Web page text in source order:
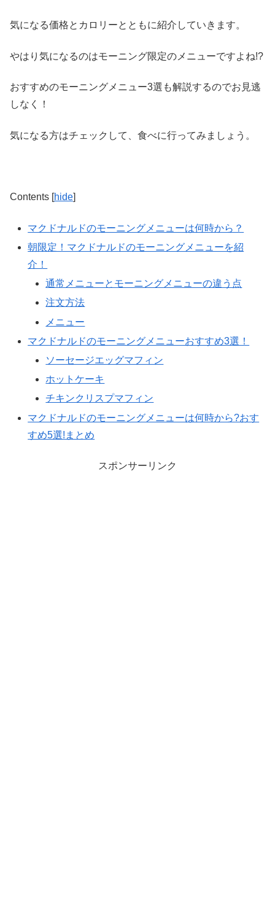
気になる価格とカロリーとともに紹介していきます。
やはり気になるのはモーニング限定のメニューですよね!?
おすすめのモーニングメニュー3選も解説するのでお見逃
しなく！
気になる方はチェックして、食べに行ってみましょう。
Contents [hide]
マクドナルドのモーニングメニューは何時から？
朝限定！マクドナルドのモーニングメニューを紹
介！
通常メニューとモーニングメニューの違う点
注文方法
メニュー
マクドナルドのモーニングメニューおすすめ3選！
ソーセージエッグマフィン
ホットケーキ
チキンクリスプマフィン
マクドナルドのモーニングメニューは何時から?おす
すめ5選!まとめ
スポンサーリンク